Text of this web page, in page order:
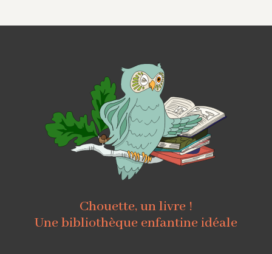
Chouette, un livre !
Une bibliothèque enfantine idéale